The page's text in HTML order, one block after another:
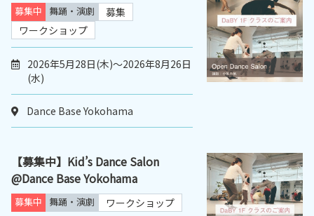
募集中 舞踊・演劇
募集
ワークショップ
2026年5月28日(木)～2026年8月26日
(水)
Dance Base Yokohama
【募集中】Kid’s Dance Salon
@Dance Base Yokohama
募集中 舞踊・演劇 ワークショップ